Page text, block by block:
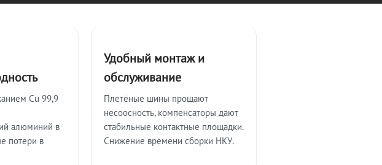
Cu 99,9
алюминий в
потери в
Удобный монтаж и
обслуживание
Плетёные шины прощают
несоосность, компенсаторы дают
стабильные контактные площадки.
Снижение времени сборки НКУ.